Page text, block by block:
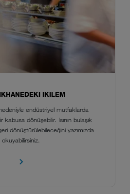
IKILEM
endüstriyel mutfaklarda
kabusa dönüşebilir. Isının bulaşık
dönüştürülebileceğini yazımızda
okuyabilirsiniz.